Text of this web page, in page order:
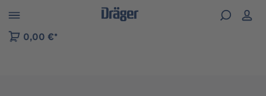
to B2B platform navigation
0,00 €*